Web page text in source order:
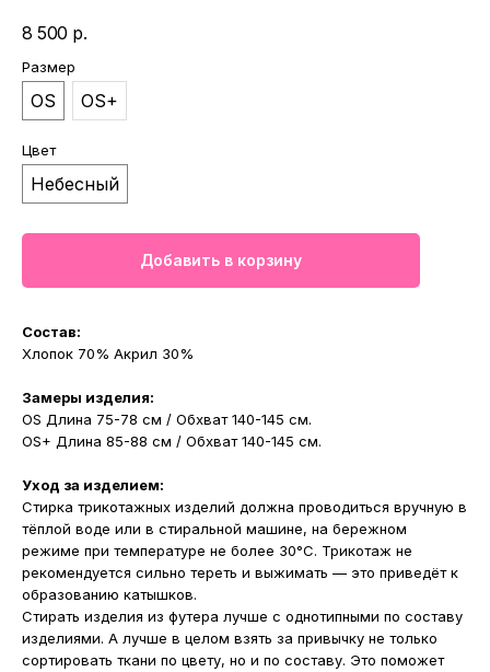
8 500 р.
Размер
OS OS+
Цвет
Небесный
Добавить в корзину
Состав:
Хлопок 70% Акрил 30%
Замеры изделия:
OS Длина 75-78 см / Обхват 140-145 см.
OS+ Длина 85-88 см / Обхват 140-145 см.
Уход за изделием:
Стирка трикотажных изделий должна проводиться вручную в
тёплой воде или в стиральной машине, на бережном
режиме при температуре не более 30°С. Трикотаж не
рекомендуется сильно тереть и выжимать — это приведёт к
образованию катышков.
Стирать изделия из футера лучше с однотипными по составу
изделиями. А лучше в целом взять за привычку не только
сортировать ткани по цвету, но и по составу. Это поможет